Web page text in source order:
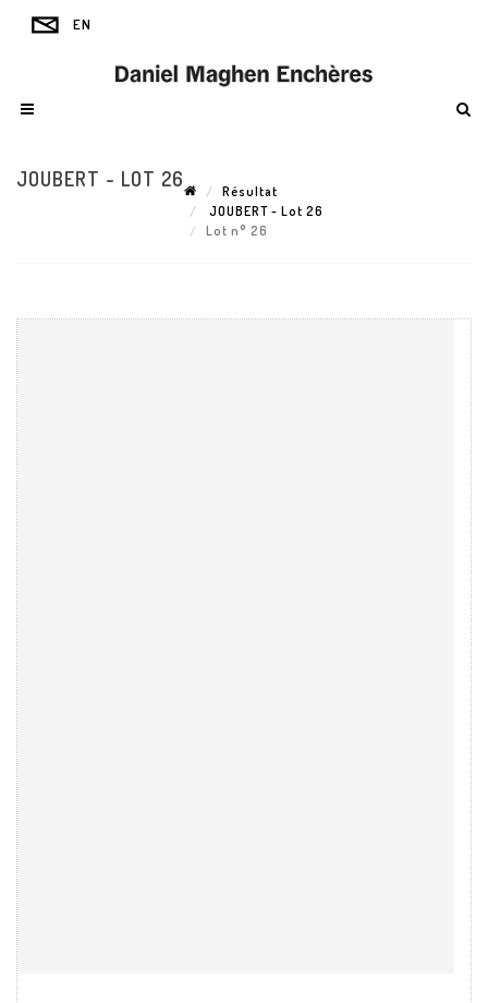
JOUBERT - LOT 26
Résultat
JOUBERT - Lot 26
Lot n° 26